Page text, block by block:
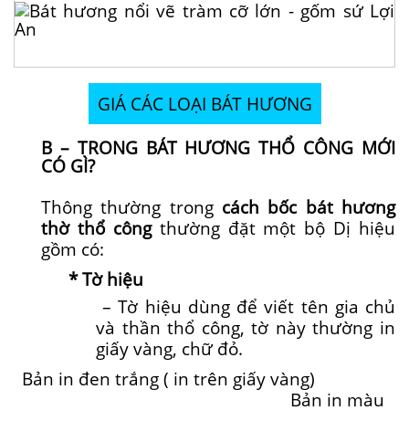
GIÁ CÁC LOẠI BÁT HƯƠNG
B – TRONG BÁT HƯƠNG THỔ CÔNG MỚI
CÓ GÌ?
Thông thường trong cách bốc bát hương
thờ thổ côngthường đặt một bộ Dị hiệu
gồm có:
* Tờ hiệu
– Tờ hiệu dùng để viết tên gia chủ
và thần thổ công, tờ này thường in
giấy vàng, chữ đỏ.
Bản in đen trắng ( in trên giấy vàng)
Bản in màu